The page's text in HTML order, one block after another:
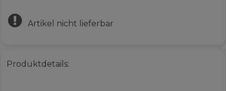
Artikel nicht lieferbar
Produktdetails: